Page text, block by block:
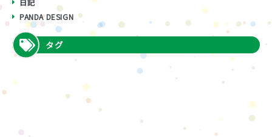
日記
PANDA DESIGN
タグ